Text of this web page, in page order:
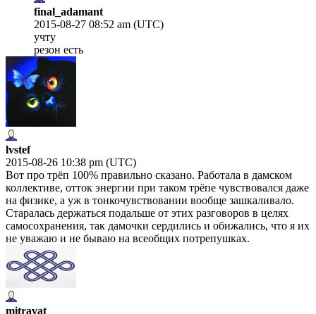
final_adamant
2015-08-27 08:52 am (UTC)
учту
резон есть
lvstef
2015-08-26 10:38 pm (UTC)
Вот про трёп 100% правильно сказано. Работала в дамском
коллективе, отток энергии при таком трёпе чувствовался даже
на физике, а уж в тонкочувствовании вообще зашкаливало.
Старалась держаться подальше от этих разговоров в целях
самосохранения, так дамочки сердились и обижались, что я их
не уважаю и не бываю на всеобщих потрепушках.
mitravat